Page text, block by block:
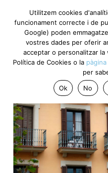
Utilitzem cookies
funcionament correcte i de
Google) poden
vostres dades per oferir
acceptar o personalitzar
Política de Cookies o la
per
Ok
No